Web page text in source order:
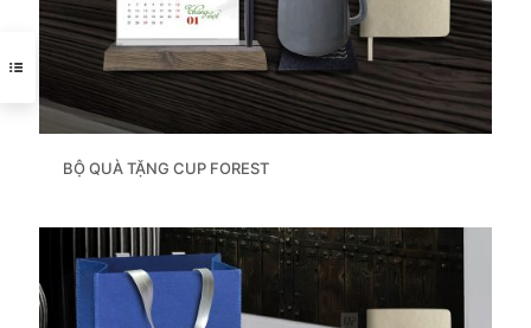
BỘ QUÀ TẶNG CUP FOREST